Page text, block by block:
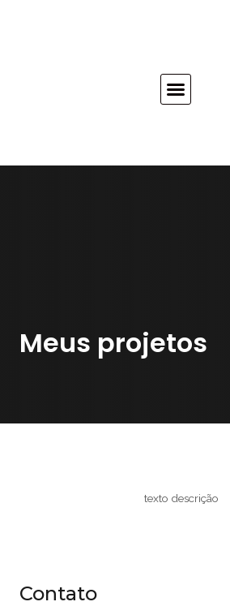
Meus projetos
texto descrição
Contato